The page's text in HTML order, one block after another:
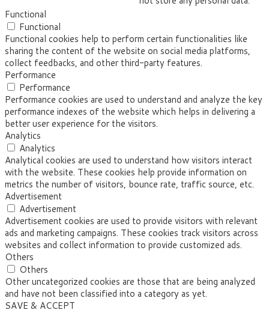
Functional
Functional
Functional cookies help to perform certain functionalities like
sharing the content of the website on social media platforms,
collect feedbacks, and other third-party features.
Performance
Performance
Performance cookies are used to understand and analyze the key
performance indexes of the website which helps in delivering a
better user experience for the visitors.
Analytics
Analytics
Analytical cookies are used to understand how visitors interact
with the website. These cookies help provide information on
metrics the number of visitors, bounce rate, traffic source, etc.
Advertisement
Advertisement
Advertisement cookies are used to provide visitors with relevant
ads and marketing campaigns. These cookies track visitors across
websites and collect information to provide customized ads.
Others
Others
Other uncategorized cookies are those that are being analyzed
and have not been classified into a category as yet.
SAVE & ACCEPT